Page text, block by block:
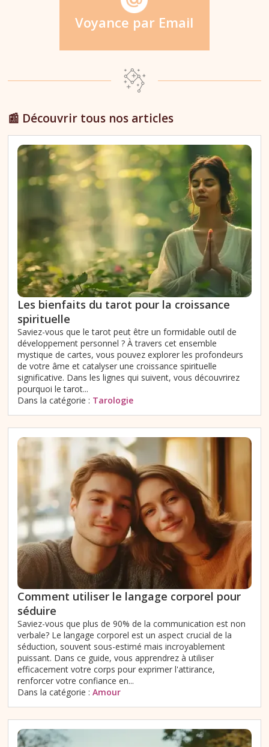
Voyance par Email
📰 Découvrir tous nos articles
Les bienfaits du tarot pour la croissance
spirituelle
Saviez-vous que le tarot peut être un formidable outil de
développement personnel ? À travers cet ensemble
mystique de cartes, vous pouvez explorer les profondeurs
de votre âme et catalyser une croissance spirituelle
significative. Dans les lignes qui suivent, vous découvrirez
pourquoi le tarot...
Dans la catégorie : Tarologie
Comment utiliser le langage corporel pour
séduire
Saviez-vous que plus de 90% de la communication est non
verbale? Le langage corporel est un aspect crucial de la
séduction, souvent sous-estimé mais incroyablement
puissant. Dans ce guide, vous apprendrez à utiliser
efficacement votre corps pour exprimer l'attirance,
renforcer votre confiance en...
Dans la catégorie : Amour